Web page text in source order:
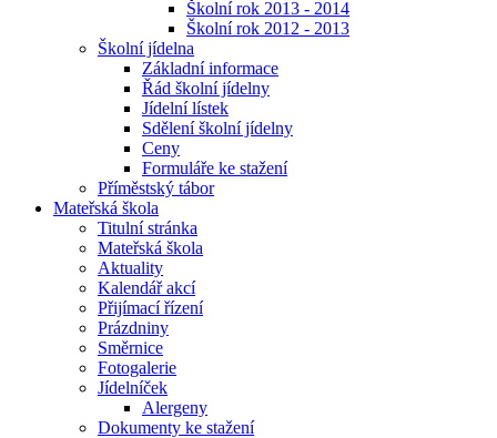
Školní rok 2013 - 2014
Školní rok 2012 - 2013
Školní jídelna
Základní informace
Řád školní jídelny
Jídelní lístek
Sdělení školní jídelny
Ceny
Formuláře ke stažení
Příměstský tábor
Mateřská škola
Titulní stránka
Mateřská škola
Aktuality
Kalendář akcí
Přijímací řízení
Prázdniny
Směrnice
Fotogalerie
Jídelníček
Alergeny
Dokumenty ke stažení